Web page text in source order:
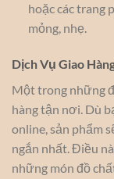
hoặc các trang
mỏng, nhẹ.
Dịch Vụ Giao
Một trong những
hàng tận nơi. Dù
online, sản phẩm
ngắn nhất. Điều
những món đồ